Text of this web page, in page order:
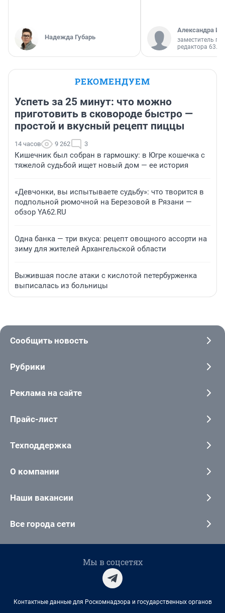
Надежда Губарь
Александра
заместитель
редактора 63.RU
РЕКОМЕНДУЕМ
Успеть за 25 минут: что можно
приготовить в сковороде быстро —
простой и вкусный рецепт пиццы
14 часов 9 262 3
Кишечник был собран в гармошку: в Югре кошечка с
тяжелой судьбой ищет новый дом — ее история
«Девчонки, вы испытываете судьбу»: что творится в
подпольной рюмочной на Березовой в Рязани —
обзор YA62.RU
Одна банка — три вкуса: рецепт овощного ассорти на
зиму для жителей Архангельской области
Выжившая после атаки с кислотой петербурженка
выписалась из больницы
Сообщить новость
Рубрики
Реклама на сайте
Прайс-лист
Техподдержка
О компании
Наши вакансии
Все города сети
Мы в соцсетях
Контактные данные для Роскомнадзора и государственных органов